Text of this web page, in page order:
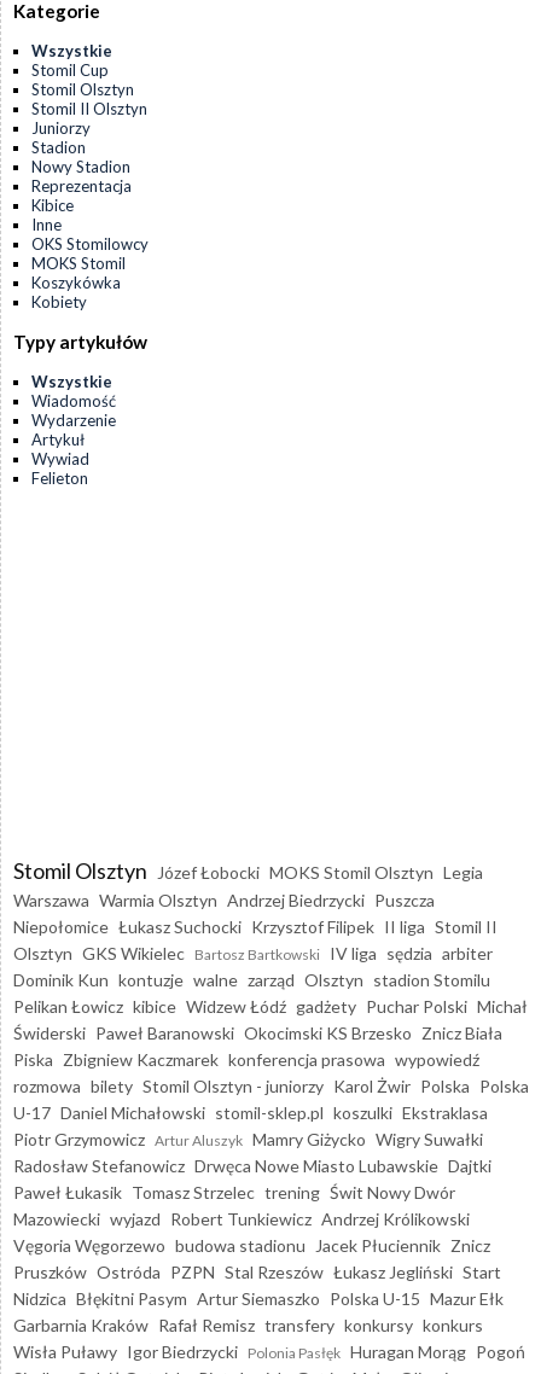
Kategorie
Wszystkie
Stomil Cup
Stomil Olsztyn
Stomil II Olsztyn
Juniorzy
Stadion
Nowy Stadion
Reprezentacja
Kibice
Inne
OKS Stomilowcy
MOKS Stomil
Koszykówka
Kobiety
Typy artykułów
Wszystkie
Wiadomość
Wydarzenie
Artykuł
Wywiad
Felieton
Stomil Olsztyn Józef Łobocki MOKS Stomil Olsztyn Legia
Warszawa Warmia Olsztyn Andrzej Biedrzycki Puszcza
Niepołomice Łukasz Suchocki Krzysztof Filipek II liga Stomil II
Olsztyn GKS Wikielec Bartosz Bartkowski IV liga sędzia arbiter
Dominik Kun kontuzje walne zarząd Olsztyn stadion Stomilu
Pelikan Łowicz kibice Widzew Łódź gadżety Puchar Polski Michał
Świderski Paweł Baranowski Okocimski KS Brzesko Znicz Biała
Piska Zbigniew Kaczmarek konferencja prasowa wypowiedź
rozmowa bilety Stomil Olsztyn - juniorzy Karol Żwir Polska Polska
U-17 Daniel Michałowski stomil-sklep.pl koszulki Ekstraklasa
Piotr Grzymowicz Artur Aluszyk Mamry Giżycko Wigry Suwałki
Radosław Stefanowicz Drwęca Nowe Miasto Lubawskie Dajtki
Paweł Łukasik Tomasz Strzelec trening Świt Nowy Dwór
Mazowiecki wyjazd Robert Tunkiewicz Andrzej Królikowski
Vęgoria Węgorzewo budowa stadionu Jacek Płuciennik Znicz
Pruszków Ostróda PZPN Stal Rzeszów Łukasz Jegliński Start
Nidzica Błękitni Pasym Artur Siemaszko Polska U-15 Mazur Ełk
Garbarnia Kraków Rafał Remisz transfery konkursy konkurs
Wisła Puławy Igor Biedrzycki Polonia Pasłęk Huragan Morąg Pogoń